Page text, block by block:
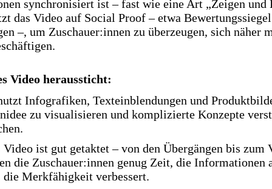
synchronisiert ist – fast wie eine Art „Zeigen und
das Video auf Social Proof – etwa
–, um Zuschauer:innen zu überzeugen, sich näher
Video heraussticht:
Infografiken, Texteinblendungen und
zu visualisieren und komplizierte Konzepte
Video ist gut getaktet – von den Übergängen bis zum
die Zuschauer:innen genug Zeit, die Informationen
die Merkfähigkeit verbessert.